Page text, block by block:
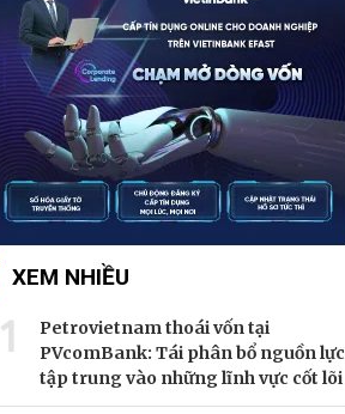
XEM NHIỀU
1
Petrovietnam thoái vốn tại
PVcomBank: Tái phân bổ nguồn lực
tập trung vào những lĩnh vực cốt lõi